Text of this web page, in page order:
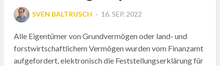
SVEN BALTRUSCH
POSTED
16. SEP. 2022
Alle Eigentümer von Grundvermögen oder land- und
forstwirtschaftlichem Vermögen wurden vom Finanzamt
aufgefordert, elektronisch die Feststellungserklärung für